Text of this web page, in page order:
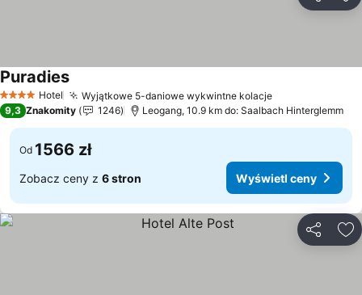
4 KategoriaHotel Wyjątkowe 5-daniowe wykwintne kolacjeWyświetl ceny
PuradiesWyświetl ceny
9,3 Znakomity 1246 Leogang, 10.9 km do: Saalbach Hinterglemm
Od 1566 zł
Zobacz ceny z 6 stron Wyświetl ceny